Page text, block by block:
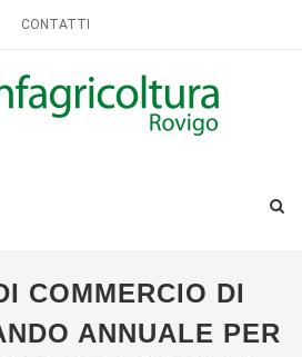
CONTATTI
COMMERCIO DI
ANNUALE PER